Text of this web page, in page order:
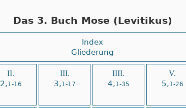
Das 3. Buch Mose (Levitikus)
Index
Gliederung
II.
2,1-16
III.
3,1-17
IIII.
4,1-35
V.
5,1-26